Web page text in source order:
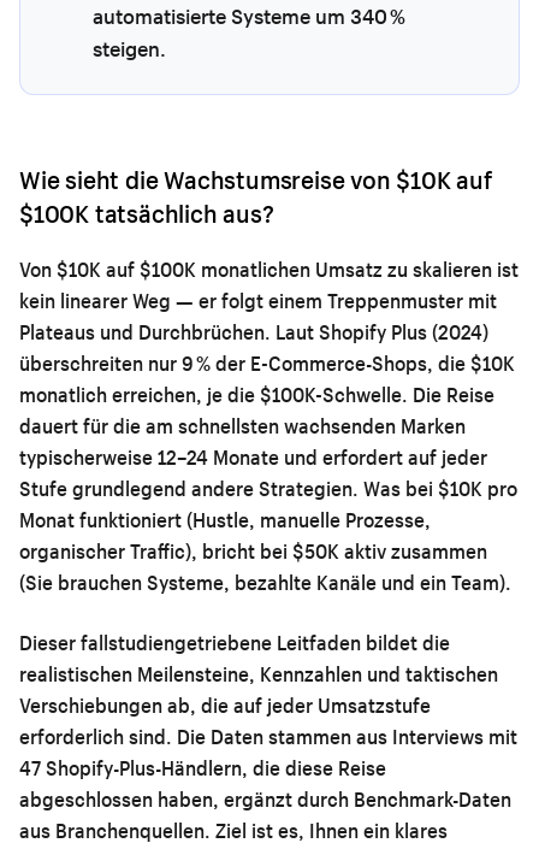
automatisierte Systeme um 340 %
steigen.
Wie sieht die Wachstumsreise von $10K auf
$100K tatsächlich aus?
Von $10K auf $100K monatlichen Umsatz zu skalieren ist
kein linearer Weg — er folgt einem Treppenmuster mit
Plateaus und Durchbrüchen. Laut Shopify Plus (2024)
überschreiten nur 9 % der E-Commerce-Shops, die $10K
monatlich erreichen, je die $100K-Schwelle. Die Reise
dauert für die am schnellsten wachsenden Marken
typischerweise 12–24 Monate und erfordert auf jeder
Stufe grundlegend andere Strategien. Was bei $10K pro
Monat funktioniert (Hustle, manuelle Prozesse,
organischer Traffic), bricht bei $50K aktiv zusammen
(Sie brauchen Systeme, bezahlte Kanäle und ein Team).
Dieser fallstudiengetriebene Leitfaden bildet die
realistischen Meilensteine, Kennzahlen und taktischen
Verschiebungen ab, die auf jeder Umsatzstufe
erforderlich sind. Die Daten stammen aus Interviews mit
47 Shopify-Plus-Händlern, die diese Reise
abgeschlossen haben, ergänzt durch Benchmark-Daten
aus Branchenquellen. Ziel ist es, Ihnen ein klares